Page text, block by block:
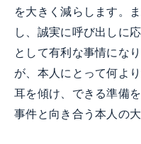
を大きく減らします。
し、誠実に呼び出しに
として有利な事情にな
が、本人にとって何よ
耳を傾け、できる準備
事件と向き合う本人の